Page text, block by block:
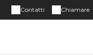
Chiamare
Contatti